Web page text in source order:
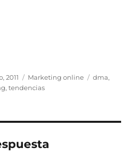
2011 Categorías
Marketing online Etiquetas
dma,
,tendencias